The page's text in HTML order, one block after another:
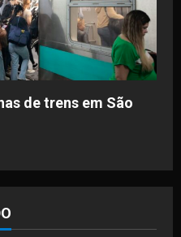
de trens em São